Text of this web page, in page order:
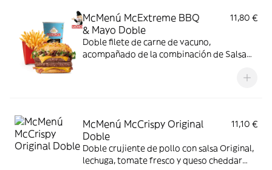
McMenú McExtreme BBQ
& Mayo Doble
11,80 €
Doble filete de carne de vacuno,
acompañado de la combinación de Salsa
doble de cheddar, lechuga fresca y tiras de
McMenú McCrispy Original
Doble
11,10 €
Doble crujiente de pollo con salsa Original,
lechuga, tomate fresco y queso cheddar